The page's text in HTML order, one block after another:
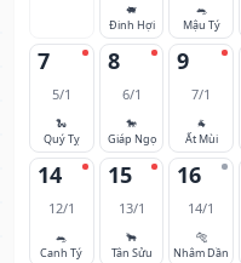
🐖
Đinh Hợi
🐀
Mậu Tý
7
5/1
🐍
Quý Tỵ
8
6/1
🐎
Giáp Ngọ
9
7/1
🐐
Ất Mùi
14
12/1
🐀
Canh Tý
15
13/1
🐂
Tân Sửu
16
14/1
🐅
Nhâm Dần